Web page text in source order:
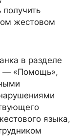
жестовом
в разделе
— «Помощь»,
языка,